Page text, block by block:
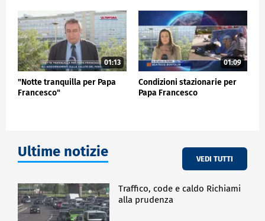
01:13
"Notte tranquilla per Papa
Francesco"
01:09
Condizioni stazionarie per
Papa Francesco
Ultime notizie VEDI TUTTI
Traffico, code e caldo Richiami
alla prudenza